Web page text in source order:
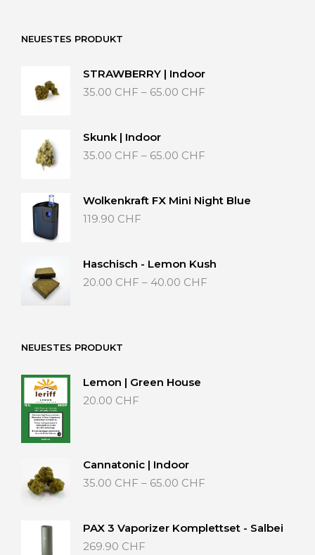
NEUESTES PRODUKT
STRAWBERRY | Indoor
35.00 CHF – 65.00 CHF
Skunk | Indoor
35.00 CHF – 65.00 CHF
Wolkenkraft FX Mini Night Blue
119.90 CHF
Haschisch - Lemon Kush
20.00 CHF – 40.00 CHF
NEUESTES PRODUKT
Lemon | Green House
20.00 CHF
Cannatonic | Indoor
35.00 CHF – 65.00 CHF
65.00 CHF
PAX 3 Vaporizer Komplettset - Salbei
269.90 CHF